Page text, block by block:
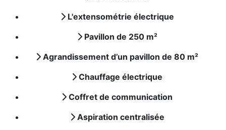
L'extensométrie électrique
Pavillon de 250 m²
Agrandissement d’un pavillon de 80 m²
Chauffage électrique
Coffret de communication
Aspiration centralisée